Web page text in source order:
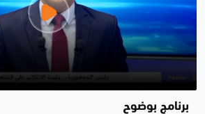
برنامج بوضوح